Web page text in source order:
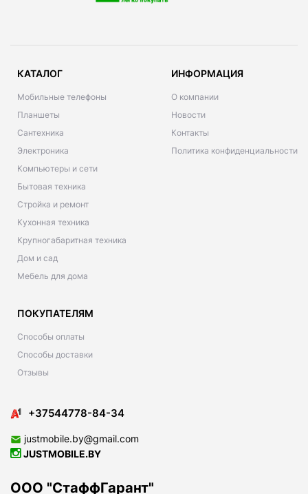
КАТАЛОГ
Мобильные телефоны
Планшеты
Сантехника
Электроника
Компьютеры и сети
Бытовая техника
Стройка и ремонт
Кухонная техника
Крупногабаритная техника
Дом и сад
Мебель для дома
ИНФОРМАЦИЯ
О компании
Новости
Контакты
Политика конфиденциальности
ПОКУПАТЕЛЯМ
Способы оплаты
Способы доставки
Отзывы
+37544778-84-34
justmobile.by@gmail.com
JUSTMOBILE.BY
ООО "СтаффГарант"